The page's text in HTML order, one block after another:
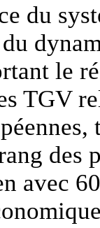
du
le
TGV
des
avec